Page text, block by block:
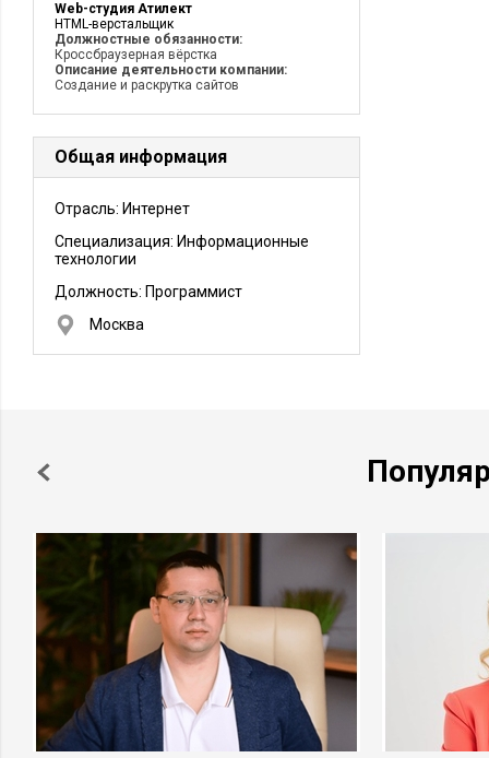
Web-студия Атилект
HTML-верстальщик
Должностные обязанности:
Кроссбраузерная вёрстка
Описание деятельности компании:
Создание и раскрутка сайтов
Общая информация
Отрасль: Интернет
Специализация: Информационные
технологии
Должность: Программист
Москва